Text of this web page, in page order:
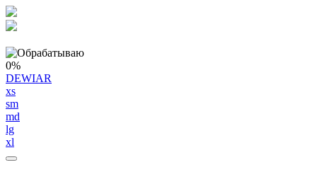
0%
DEWIAR
xs
sm
md
lg
xl